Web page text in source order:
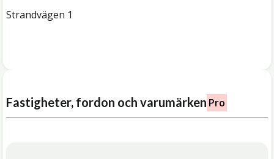
Strandvägen 1
Fastigheter, fordon och varumärken Pro